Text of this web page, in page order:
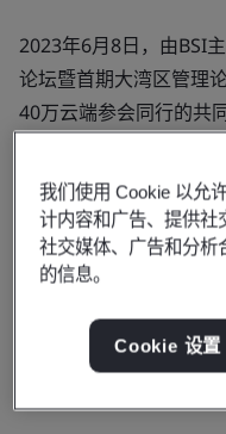
2023年6月8日，由BSI
论坛暨首期大湾区管理
40万云端参会同行的共
奖项颁奖仪式隆重举行
作为一家智能物联领域
物联网领域的网络信息
实施的数字可信（
“信任力”构建的成果。
我们使用 Cookie 以允
计内容和广告、提供社
社交媒体、广告和分析
的信息。
Cookie 设置